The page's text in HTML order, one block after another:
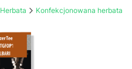
Herbata Konfekcjonowana herbata